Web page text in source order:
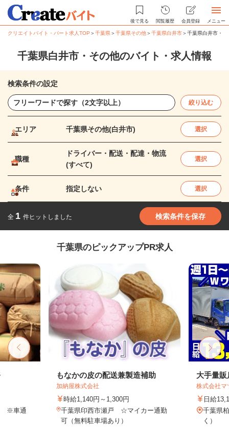
後で見る 閲覧履歴 会員登録 メニュー
クリエイトバイト・パート求人TOP ＞千葉県＞千葉県その他＞千葉県白井市＞千葉県白井市・
千葉県白井市・その他のバイト・求人情報
検索条件の設定
絞り込む
エリア 千葉県その他(白井市) 選択
職種
ドライバー・配送・配達・物流
(すべて)
選択
条件 指定しない 選択
全 1 件ヒットしました 検索条件を保存
千葉県のピックアップPR求人
※車通
もなかの皮の配送兼製造補助
加納屋株式会社
時給1,140円～1,300円
千葉県印西市瀬戸 ☆マイカー通勤
可（無料駐車場あり）
大手量
株式会社
日給
千葉県
く）